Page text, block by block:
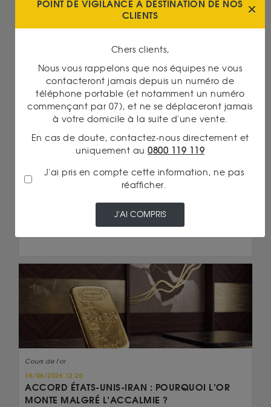
Cours de l'or
25/06/2026 16:00
L’OR PERD LES 4 000 $ : FAUT-IL S’INQUIÉTER
POUR SON ÉPARGNE ?
Lire la suite
Cours de l'or
16/06/2026 12:20
ACCORD ÉTATS-UNIS-IRAN : POURQUOI L’OR
MONTE MALGRÉ L’ACCALMIE ?
POINT DE VIGILANCE À DESTINATION DE NOS
CLIENTS
Chers clients,
Nous vous rappelons que nos équipes ne vous
contacteront jamais depuis un numéro de
téléphone portable (et notamment un numéro
commençant par 07), et ne se déplaceront jamais
à votre domicile à la suite d'une vente.
En cas de doute, contactez-nous directement et
uniquement au 0800 119 119
J'ai pris en compte cette information, ne pas
réafficher.
J'AI COMPRIS